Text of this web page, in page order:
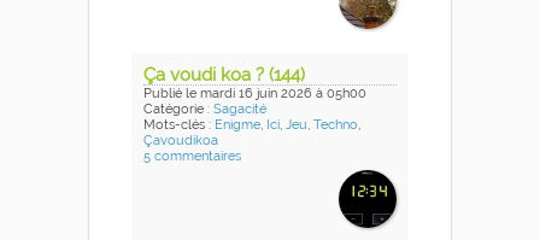
Ça voudi koa ? (144)
Publié le mardi 16 juin 2026 à 05h00
Catégorie : Sagacité
Mots-clés : Enigme, Ici, Jeu, Techno,
Çavoudikoa
5 commentaires